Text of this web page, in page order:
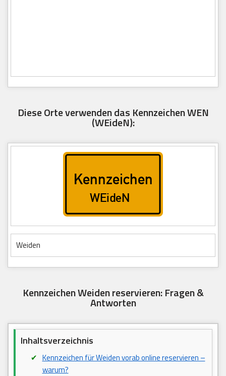
Diese Orte verwenden das Kennzeichen WEN
(WEideN):
Weiden
Kennzeichen Weiden reservieren: Fragen &
Antworten
Inhaltsverzeichnis
Kennzeichen für Weiden vorab online reservieren –
warum?